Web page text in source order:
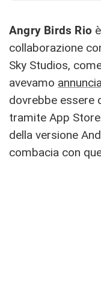
Angry Birds Rio
collaborazione
Sky Studios,
avevamo
dovrebbe essere
tramite App
della versione
combacia con